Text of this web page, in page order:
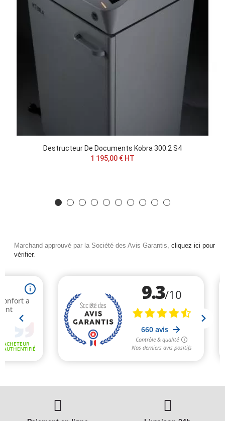
Destructeur De Documents Kobra 300.2 S4
1 195,00 € HT
Marchand approuvé par la Société des Avis Garantis, cliquez ici pour
vérifier.